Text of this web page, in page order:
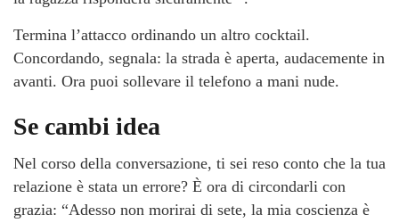
Termina l’attacco ordinando un altro cocktail.
Concordando, segnala: la strada è aperta, audacemente in
avanti. Ora puoi sollevare il telefono a mani nude.
Se cambi idea
Nel corso della conversazione, ti sei reso conto che la tua
relazione è stata un errore? È ora di circondarli con
grazia: “Adesso non morirai di sete, la mia coscienza è